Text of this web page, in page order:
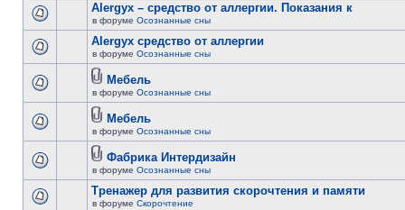
Alergyx – средство от аллергии. Показания к
в форуме Осознанные сны
Alergyx средство от аллергии
в форуме Осознанные сны
Мебель
в форуме Осознанные сны
Мебель
в форуме Осознанные сны
Фабрика Интердизайн
в форуме Осознанные сны
Тренажер для развития скорочтения и памяти
в форуме Скорочтение